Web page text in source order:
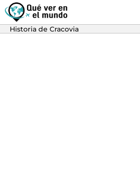
Historia de Cracovia